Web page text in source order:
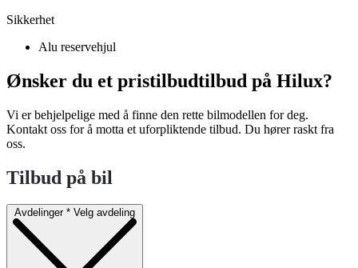
Sikkerhet
Alu reservehjul
Ønsker du et pristilbudtilbud på Hilux?
Vi er behjelpelige med å finne den rette bilmodellen for deg.
Kontakt oss for å motta et uforpliktende tilbud. Du hører raskt fra
oss.
Tilbud på bil
Avdelinger * Velg avdeling